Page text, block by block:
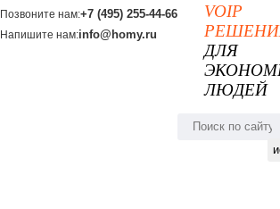
Позвоните нам:+7 (495) 255-44-66
Напишите нам:info@homy.ru
VOIP
ДЛЯ
ЛЮДЕЙ